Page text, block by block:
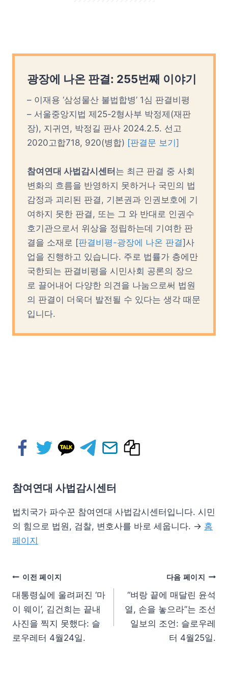
광장에 나온 판결: 255번째 이야기
– 이재용 ‘삼성물산 불법합병’ 1심 판결비평
– 서울중앙지법 제25-2형사부 박정제(재판
장), 지귀연, 박정길 판사 2024.2.5. 선고
2020고합718, 920(병합) [판결문 보기]
참여연대 사법감시센터는 최근 판결 중 사회
변화의 흐름을 반영하지 못하거나 국민의 법
감정과 괴리된 판결, 기본권과 인권보호에 기
여하지 못한 판결, 또는 그 와 반대로 인권수
호기관으로서 위상을 정립하는데 기여한 판
결을 소재로 [판결비평-광장에 나온 판결]사
업을 진행하고 있습니다. 주로 법률가 층에만
국한되는 판결비평을 시민사회 공론의 장으
로 끌어내어 다양한 의견을 나눔으로써 법원
의 판결이 더욱더 발전될 수 있다는 생각 때문
입니다.
참여연대 사법감시센터
법치국가 파수꾼 참여연대 사법감시센터입니다. 시민
의 힘으로 법원, 검찰, 변호사를 바로 세웁니다. → 홈
페이지
이전 페이지
대통령실에 울려퍼진 ‘마
이 웨이’, 김건희는 끝내
사진을 찍지 못했다: 슬
로우레터 4월24일.
다음 페이지
“벼랑 끝에 매달린 윤석
열, 손을 놓으라”는 조선
일보의 조언: 슬로우레
터 4월25일.